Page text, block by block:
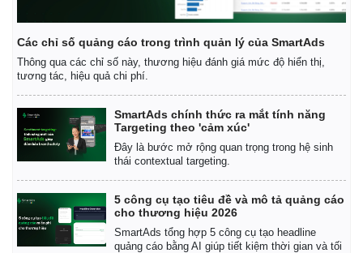
Các chỉ số quảng cáo trong trình quản lý của SmartAds
Thông qua các chỉ số này, thương hiệu đánh giá mức độ hiển thị,
tương tác, hiệu quả chi phí.
SmartAds chính thức ra mắt tính năng
Targeting theo 'cảm xúc'
Đây là bước mở rộng quan trọng trong hệ sinh
thái contextual targeting.
5 công cụ tạo tiêu đề và mô tả quảng cáo
cho thương hiệu 2026
SmartAds tổng hợp 5 công cụ tạo headline
quảng cáo bằng AI giúp tiết kiệm thời gian và tối